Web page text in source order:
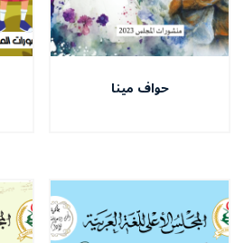
حواف مينا